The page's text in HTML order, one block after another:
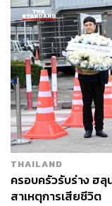
THAILAND
ครอบครัวรับร่าง ฮลุ
สาเหตุการเสียชีวิต